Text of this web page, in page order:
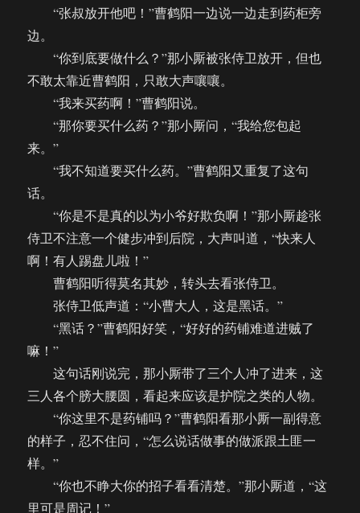
“张叔放开他吧！”曹鹤阳一边说一边走到药柜旁
边。
“你到底要做什么？”那小厮被张侍卫放开，但也
不敢太靠近曹鹤阳，只敢大声嚷嚷。
“我来买药啊！”曹鹤阳说。
“那你要买什么药？”那小厮问，“我给您包起
来。”
“我不知道要买什么药。”曹鹤阳又重复了这句
话。
“你是不是真的以为小爷好欺负啊！”那小厮趁张
侍卫不注意一个健步冲到后院，大声叫道，“快来人
啊！有人踢盘儿啦！”
曹鹤阳听得莫名其妙，转头去看张侍卫。
张侍卫低声道：“小曹大人，这是黑话。”
“黑话？”曹鹤阳好笑，“好好的药铺难道进贼了
嘛！”
这句话刚说完，那小厮带了三个人冲了进来，这
三人各个膀大腰圆，看起来应该是护院之类的人物。
“你这里不是药铺吗？”曹鹤阳看那小厮一副得意
的样子，忍不住问，“怎么说话做事的做派跟土匪一
样。”
“你也不睁大你的招子看看清楚。”那小厮道，“这
里可是周记！”